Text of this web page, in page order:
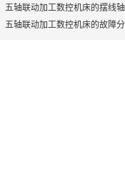
五轴联动加工数控机床的摆线
五轴联动加工数控机床的故障